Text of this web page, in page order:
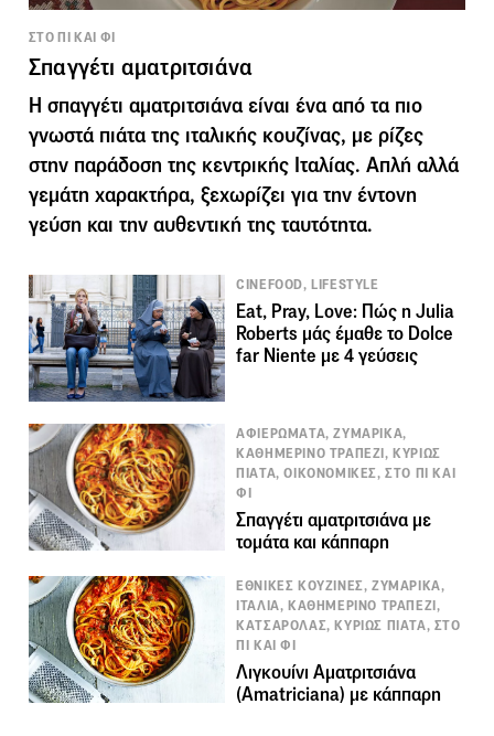
ΣΤΟ ΠΙ ΚΑΙ ΦΙ
Σπαγγέτι αματριτσιάνα
Η σπαγγέτι αματριτσιάνα είναι ένα από τα πιο
γνωστά πιάτα της ιταλικής κουζίνας, με ρίζες
στην παράδοση της κεντρικής Ιταλίας. Απλή αλλά
γεμάτη χαρακτήρα, ξεχωρίζει για την έντονη
γεύση και την αυθεντική της ταυτότητα.
CINEFOOD, LIFESTYLE
Eat, Pray, Love: Πώς η Julia
Roberts μάς έμαθε το Dolce
far Niente με 4 γεύσεις
ΑΦΙΕΡΩΜΑΤΑ, ΖΥΜΑΡΙΚΑ,
ΚΑΘΗΜΕΡΙΝΟ ΤΡΑΠΕΖΙ, ΚΥΡΙΩΣ
ΠΙΑΤΑ, ΟΙΚΟΝΟΜΙΚΕΣ, ΣΤΟ ΠΙ ΚΑΙ
ΦΙ
Σπαγγέτι αματριτσιάνα με
τομάτα και κάππαρη
ΕΘΝΙΚΕΣ ΚΟΥΖΙΝΕΣ, ΖΥΜΑΡΙΚΑ,
ΙΤΑΛΙΑ, ΚΑΘΗΜΕΡΙΝΟ ΤΡΑΠΕΖΙ,
ΚΑΤΣΑΡΟΛΑΣ, ΚΥΡΙΩΣ ΠΙΑΤΑ, ΣΤΟ
ΠΙ ΚΑΙ ΦΙ
Λιγκουίνι Αματριτσιάνα
(Amatriciana) με κάππαρη